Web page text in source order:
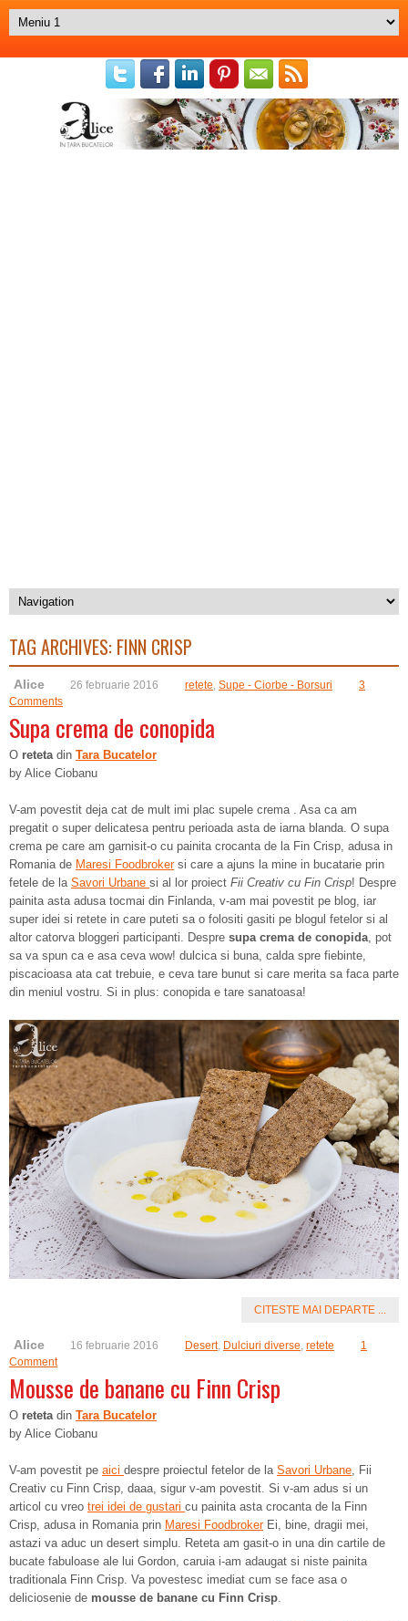
TAG ARCHIVES: FINN CRISP
Alice 26 februarie 2016 retete, Supe - Ciorbe - Borsuri
3
Comments
Supa crema de conopida
O retetadin Tara Bucatelor
by Alice Ciobanu
V-am povestit deja cat de mult imi plac supele crema . Asa ca am
pregatit o super delicatesa pentru perioada asta de iarna blanda. O supa
crema pe care am garnisit-o cu painita crocanta de la Fin Crisp, adusa in
Romania de Maresi Foodbrokersi care a ajuns la mine in bucatarie prin
fetele de la Savori Urbane si al lor proiect Fii Creativ cu Fin Crisp! Despre
painita asta adusa tocmai din Finlanda, v-am mai povestit pe blog, iar
super idei si retete in care puteti sa o folositi gasiti pe blogul fetelor si al
altor catorva bloggeri participanti. Despre supa crema de conopida, pot
sa va spun ca e asa ceva wow! dulcica si buna, calda spre fiebinte,
piscacioasa ata cat trebuie, e ceva tare bunut si care merita sa faca parte
din meniul vostru. Si in plus: conopida e tare sanatoasa!
CITESTE MAI DEPARTE ...
Alice 16 februarie 2016 Desert, Dulciuri diverse, retete
1
Comment
Mousse de banane cu Finn Crisp
O retetadin Tara Bucatelor
by Alice Ciobanu
V-am povestit pe aici despre proiectul fetelor de la Savori Urbane, Fii
Creativ cu Finn Crisp, daaa, sigur v-am povestit. Si v-am adus si un
articol cu vreo trei idei de gustari cu painita asta crocanta de la Finn
Crisp, adusa in Romania prin Maresi FoodbrokerEi, bine, dragii mei,
astazi va aduc un desert simplu. Reteta am gasit-o in una din cartile de
bucate fabuloase ale lui Gordon, caruia i-am adaugat si niste painita
traditionala Finn Crisp. Va povestesc imediat cum se face asa o
deliciosenie de mousse de banane cu Finn Crisp.